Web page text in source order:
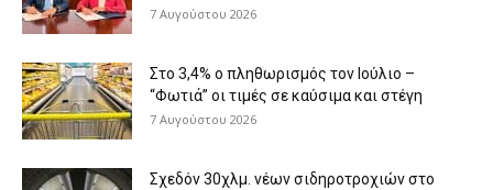
7 Αυγούστου 2026
Στο 3,4% ο πληθωρισμός τον Ιούλιο –
“Φωτιά” οι τιμές σε καύσιμα και στέγη
7 Αυγούστου 2026
Σχεδόν 30χλμ. νέων σιδηροτροχιών στο